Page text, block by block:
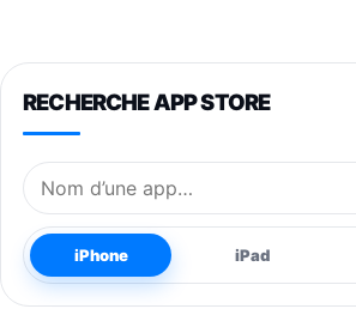
RECHERCHE APP STORE
Nom de l’application
iPhone iPad